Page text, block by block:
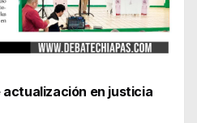
actualización en justicia